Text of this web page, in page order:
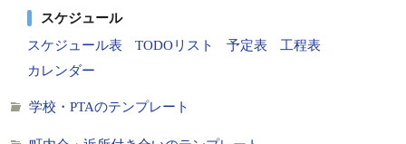
スケジュール
スケジュール表
TODOリスト 予定表
工程表
カレンダー
学校・PTAのテンプレート